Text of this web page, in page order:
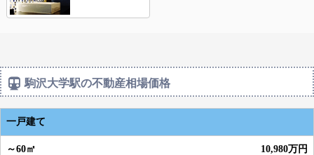
駒沢大学駅の不動産相場価格
一戸建て
10,980万円